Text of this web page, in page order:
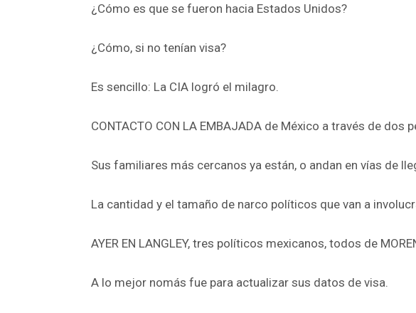
¿Cómo es que se fueron hacia Estados Unidos?
¿Cómo, si no tenían visa?
Es sencillo: La CIA logró el milagro.
CONTACTO CON LA EMBAJADA de México a través de dos
Sus familiares más cercanos ya están, o andan en vías de
La cantidad y el tamaño de narco políticos que van a
AYER EN LANGLEY, tres políticos mexicanos, todos de
A lo mejor nomás fue para actualizar sus datos de visa.